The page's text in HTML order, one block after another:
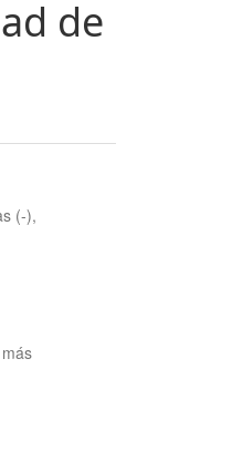
de
(-),